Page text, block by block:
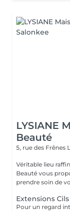
LYSIANE
Beauté
5, rue des Frênes
Véritable lieu raffiné, cosy
Beauté vous
prendre soin de
Extensions